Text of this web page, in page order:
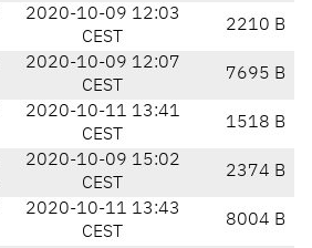
2020-10-09 12:03
CEST
2210 B
2020-10-09 12:07
CEST
7695 B
2020-10-11 13:41
CEST
1518 B
2020-10-09 15:02
CEST
2374 B
2020-10-11 13:43
CEST
8004 B